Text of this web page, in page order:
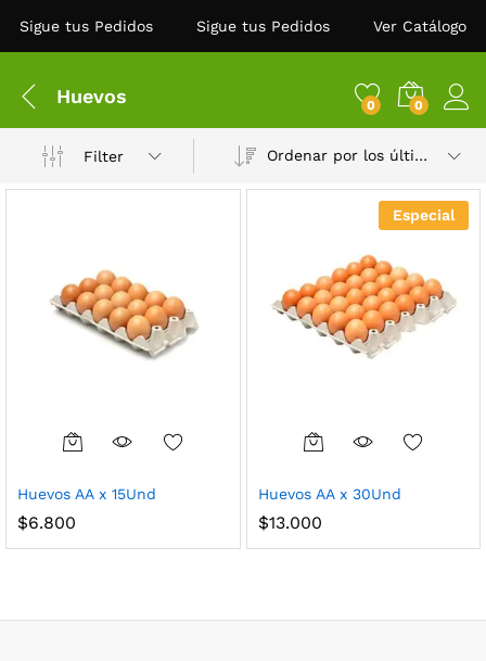
Sigue tus Pedidos Sigue tus Pedidos Ver Catálogo
Huevos 0 0
Filter Ordenar por los últimos
Huevos AA x 15Und
$6.800
Especial
Huevos AA x 30Und
$13.000